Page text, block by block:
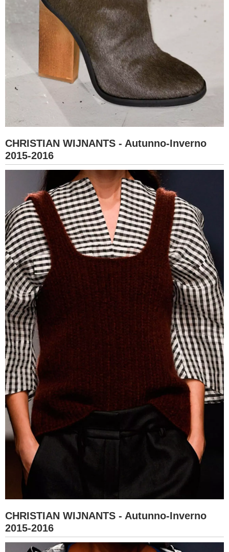
CHRISTIAN WIJNANTS - Autunno-Inverno
2015-2016
CHRISTIAN WIJNANTS - Autunno-Inverno
2015-2016